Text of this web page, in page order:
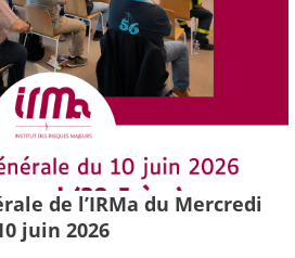
de l’IRMa du Mercredi
juin 2026